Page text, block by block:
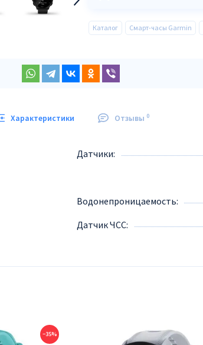
Каталог Смарт-часы Garmin
Характеристики Отзывы 0
Датчики
Водонепроницаемость
Датчик ЧСС
−35%